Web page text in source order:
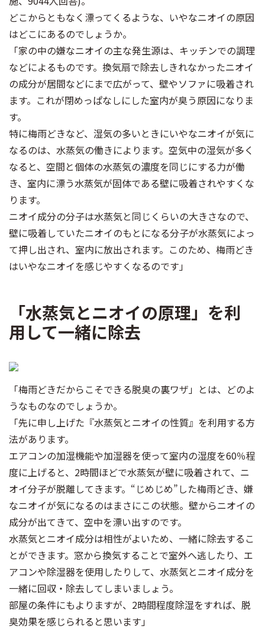
どこからともなく漂ってくるような、いやなニオイの原因
はどこにあるのでしょうか。
「家の中の嫌なニオイの主な発生源は、キッチンでの調理
などによるものです。換気扇で除去しきれなかったニオイ
の成分が居間などにまで広がって、壁やソファに吸着され
ます。これが閉めっぱなしにした室内が臭う原因になりま
す。
特に梅雨どきなど、湿気の多いときにいやなニオイが気に
なるのは、水蒸気の働きによります。空気中の湿気が多く
なると、空間と個体の水蒸気の濃度を同じにする力が働
き、室内に漂う水蒸気が固体である壁に吸着されやすくな
ります。
ニオイ成分の分子は水蒸気と同じくらいの大きさなので、
壁に吸着していたニオイのもとになる分子が水蒸気によっ
て押し出され、室内に放出されます。このため、梅雨どき
はいやなニオイを感じやすくなるのです」
「水蒸気とニオイの原理」を利
用して一緒に除去
「梅雨どきだからこそできる脱臭の裏ワザ」とは、どのよ
うなものなのでしょうか。
「先に申し上げた『水蒸気とニオイの性質』を利用する方
法があります。
エアコンの加湿機能や加湿器を使って室内の湿度を60％程
度に上げると、2時間ほどで水蒸気が壁に吸着されて、ニ
オイ分子が脱離してきます。“じめじめ”した梅雨どき、嫌
なニオイが気になるのはまさにこの状態。壁からニオイの
成分が出てきて、空中を漂い出すのです。
水蒸気とニオイ成分は相性がよいため、一緒に除去するこ
とができます。窓から換気することで室外へ逃したり、エ
アコンや除湿器を使用したりして、水蒸気とニオイ成分を
一緒に回収・除去してしまいましょう。
部屋の条件にもよりますが、2時間程度除湿をすれば、脱
臭効果を感じられると思います」